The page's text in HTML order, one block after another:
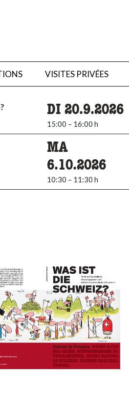
VISITES PRIVÉES
DI 20.9.2026
15:00 – 16:00 h
MA
6.10.2026
10:30 – 11:30 h